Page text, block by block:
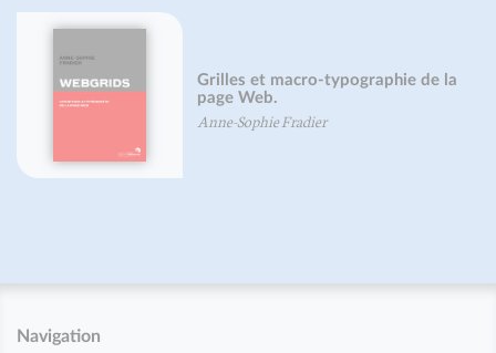
Grilles et macro-typographie de la
page Web.
Anne-Sophie Fradier
Navigation